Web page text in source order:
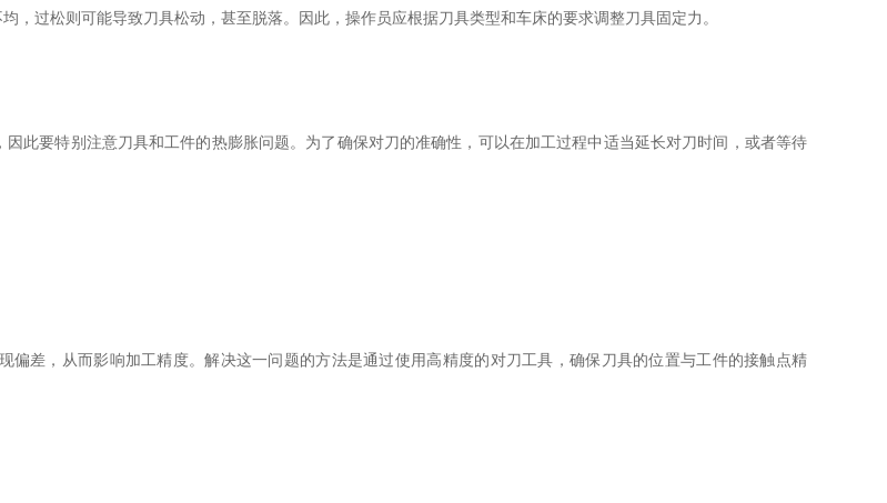
过松则可能导致刀具松动，甚至脱落。因此，操作员应根据刀具类型和车床的要求调整刀具固定力。
要特别注意刀具和工件的热膨胀问题。为了确保对刀的准确性，可以在加工过程中适当延长对刀时间，或者等待
差，从而影响加工精度。解决这一问题的方法是通过使用高精度的对刀工具，确保刀具的位置与工件的接触点精